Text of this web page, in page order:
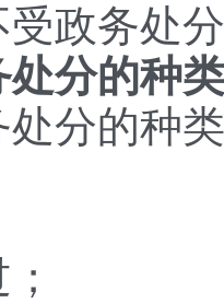
政务处
分的种
分的种